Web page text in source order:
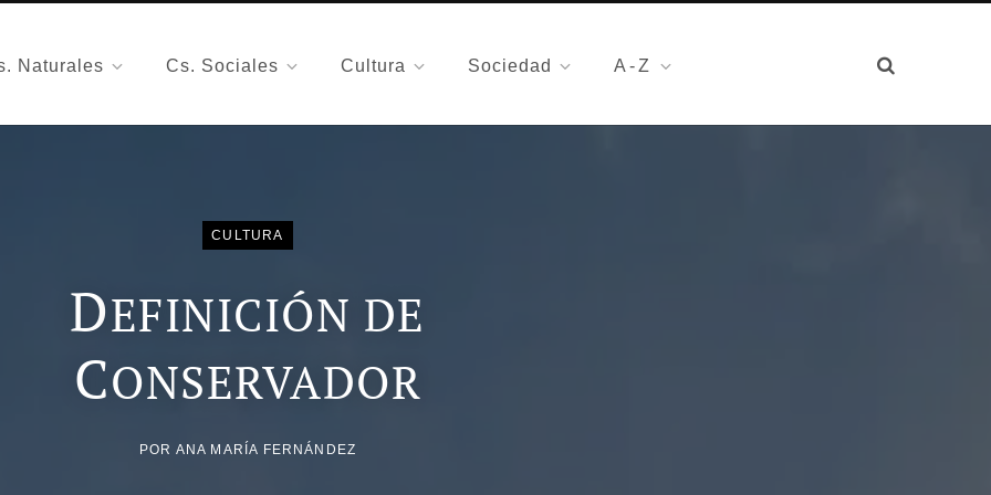
Naturales Cs. Sociales Cultura Sociedad A-Z
CULTURA
DEFINICIÓN DE
CONSERVADOR
POR ANA MARÍA FERNÁNDEZ